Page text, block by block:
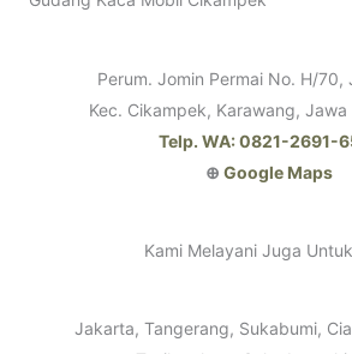
Perum. Jomin Permai No. H/70,
Kec. Cikampek, Karawang,
Telp. WA: 0821-2691-
⊕ Google Maps
Kami Melayani Juga
Jakarta, Tangerang, Sukabumi,